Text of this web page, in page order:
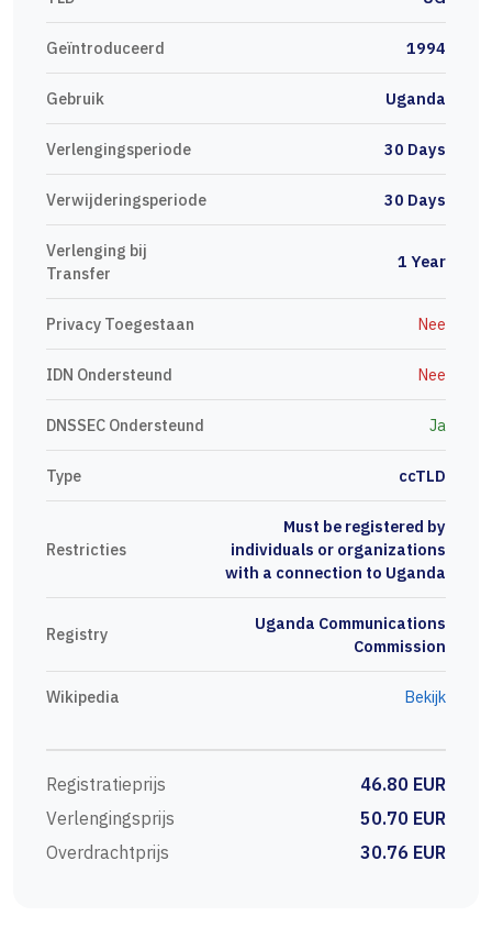
Geïntroduceerd 1994
Gebruik Uganda
Verlengingsperiode 30 Days
Verwijderingsperiode 30 Days
Verlenging bij
Transfer
1 Year
Privacy Toegestaan Nee
IDN Ondersteund Nee
DNSSEC Ondersteund Ja
Type ccTLD
Restricties
Must be registered by
individuals or organizations
with a connection to Uganda
Registry
Uganda Communications
Commission
Wikipedia Bekijk
Registratieprijs
46.80 EUR
Verlengingsprijs
50.70 EUR
Overdrachtprijs
30.76 EUR